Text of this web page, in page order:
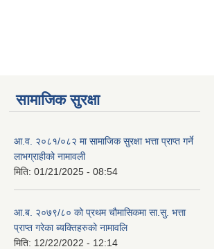
सामाजिक सुरक्षा
आ.व. २०८१/०८२ मा सामाजिक सुरक्षा भत्ता प्राप्त गर्ने
लाभग्राहीको नामावली
मिति: 01/21/2025 - 08:54
आ.ब. २०७९/८० को प्रथम चौमासिकमा सा.सु. भत्ता
प्राप्त गरेका ब्यक्तिहरुको नामावलि
मिति: 12/22/2022 - 12:14